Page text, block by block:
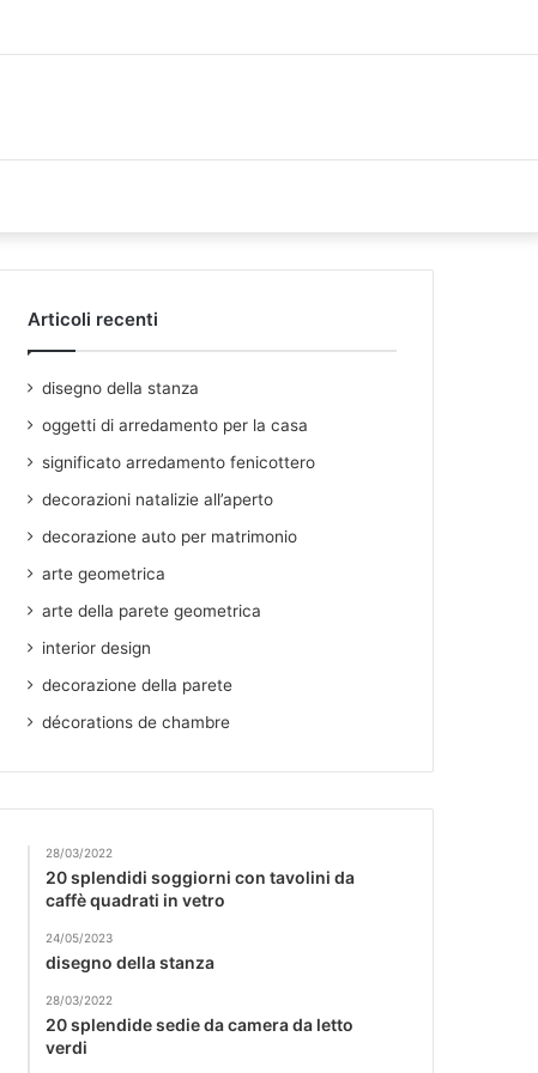
Articoli recenti
disegno della stanza
oggetti di arredamento per la casa
significato arredamento fenicottero
decorazioni natalizie all’aperto
decorazione auto per matrimonio
arte geometrica
arte della parete geometrica
interior design
decorazione della parete
décorations de chambre
28/03/2022
20 splendidi soggiorni con tavolini da
caffè quadrati in vetro
24/05/2023
disegno della stanza
28/03/2022
20 splendide sedie da camera da letto
verdi